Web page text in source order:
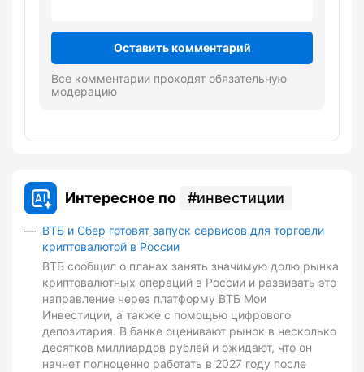
Оставить комментарий
Все комментарии проходят обязательную
модерацию
Интересное по инвестиции
ВТБ и Сбер готовят запуск сервисов для торговли
криптовалютой в России
ВТБ сообщил о планах занять значимую долю рынка
криптовалютных операций в России и развивать это
направление через платформу ВТБ Мои
Инвестиции, а также с помощью цифрового
депозитария. В банке оценивают рынок в несколько
десятков миллиардов рублей и ожидают, что он
начнет полноценно работать в 2027 году после